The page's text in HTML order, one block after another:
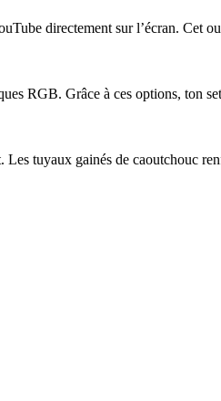
directement sur l’écran. Cet
RGB. Grâce à ces options, ton
tuyaux gainés de caoutchouc